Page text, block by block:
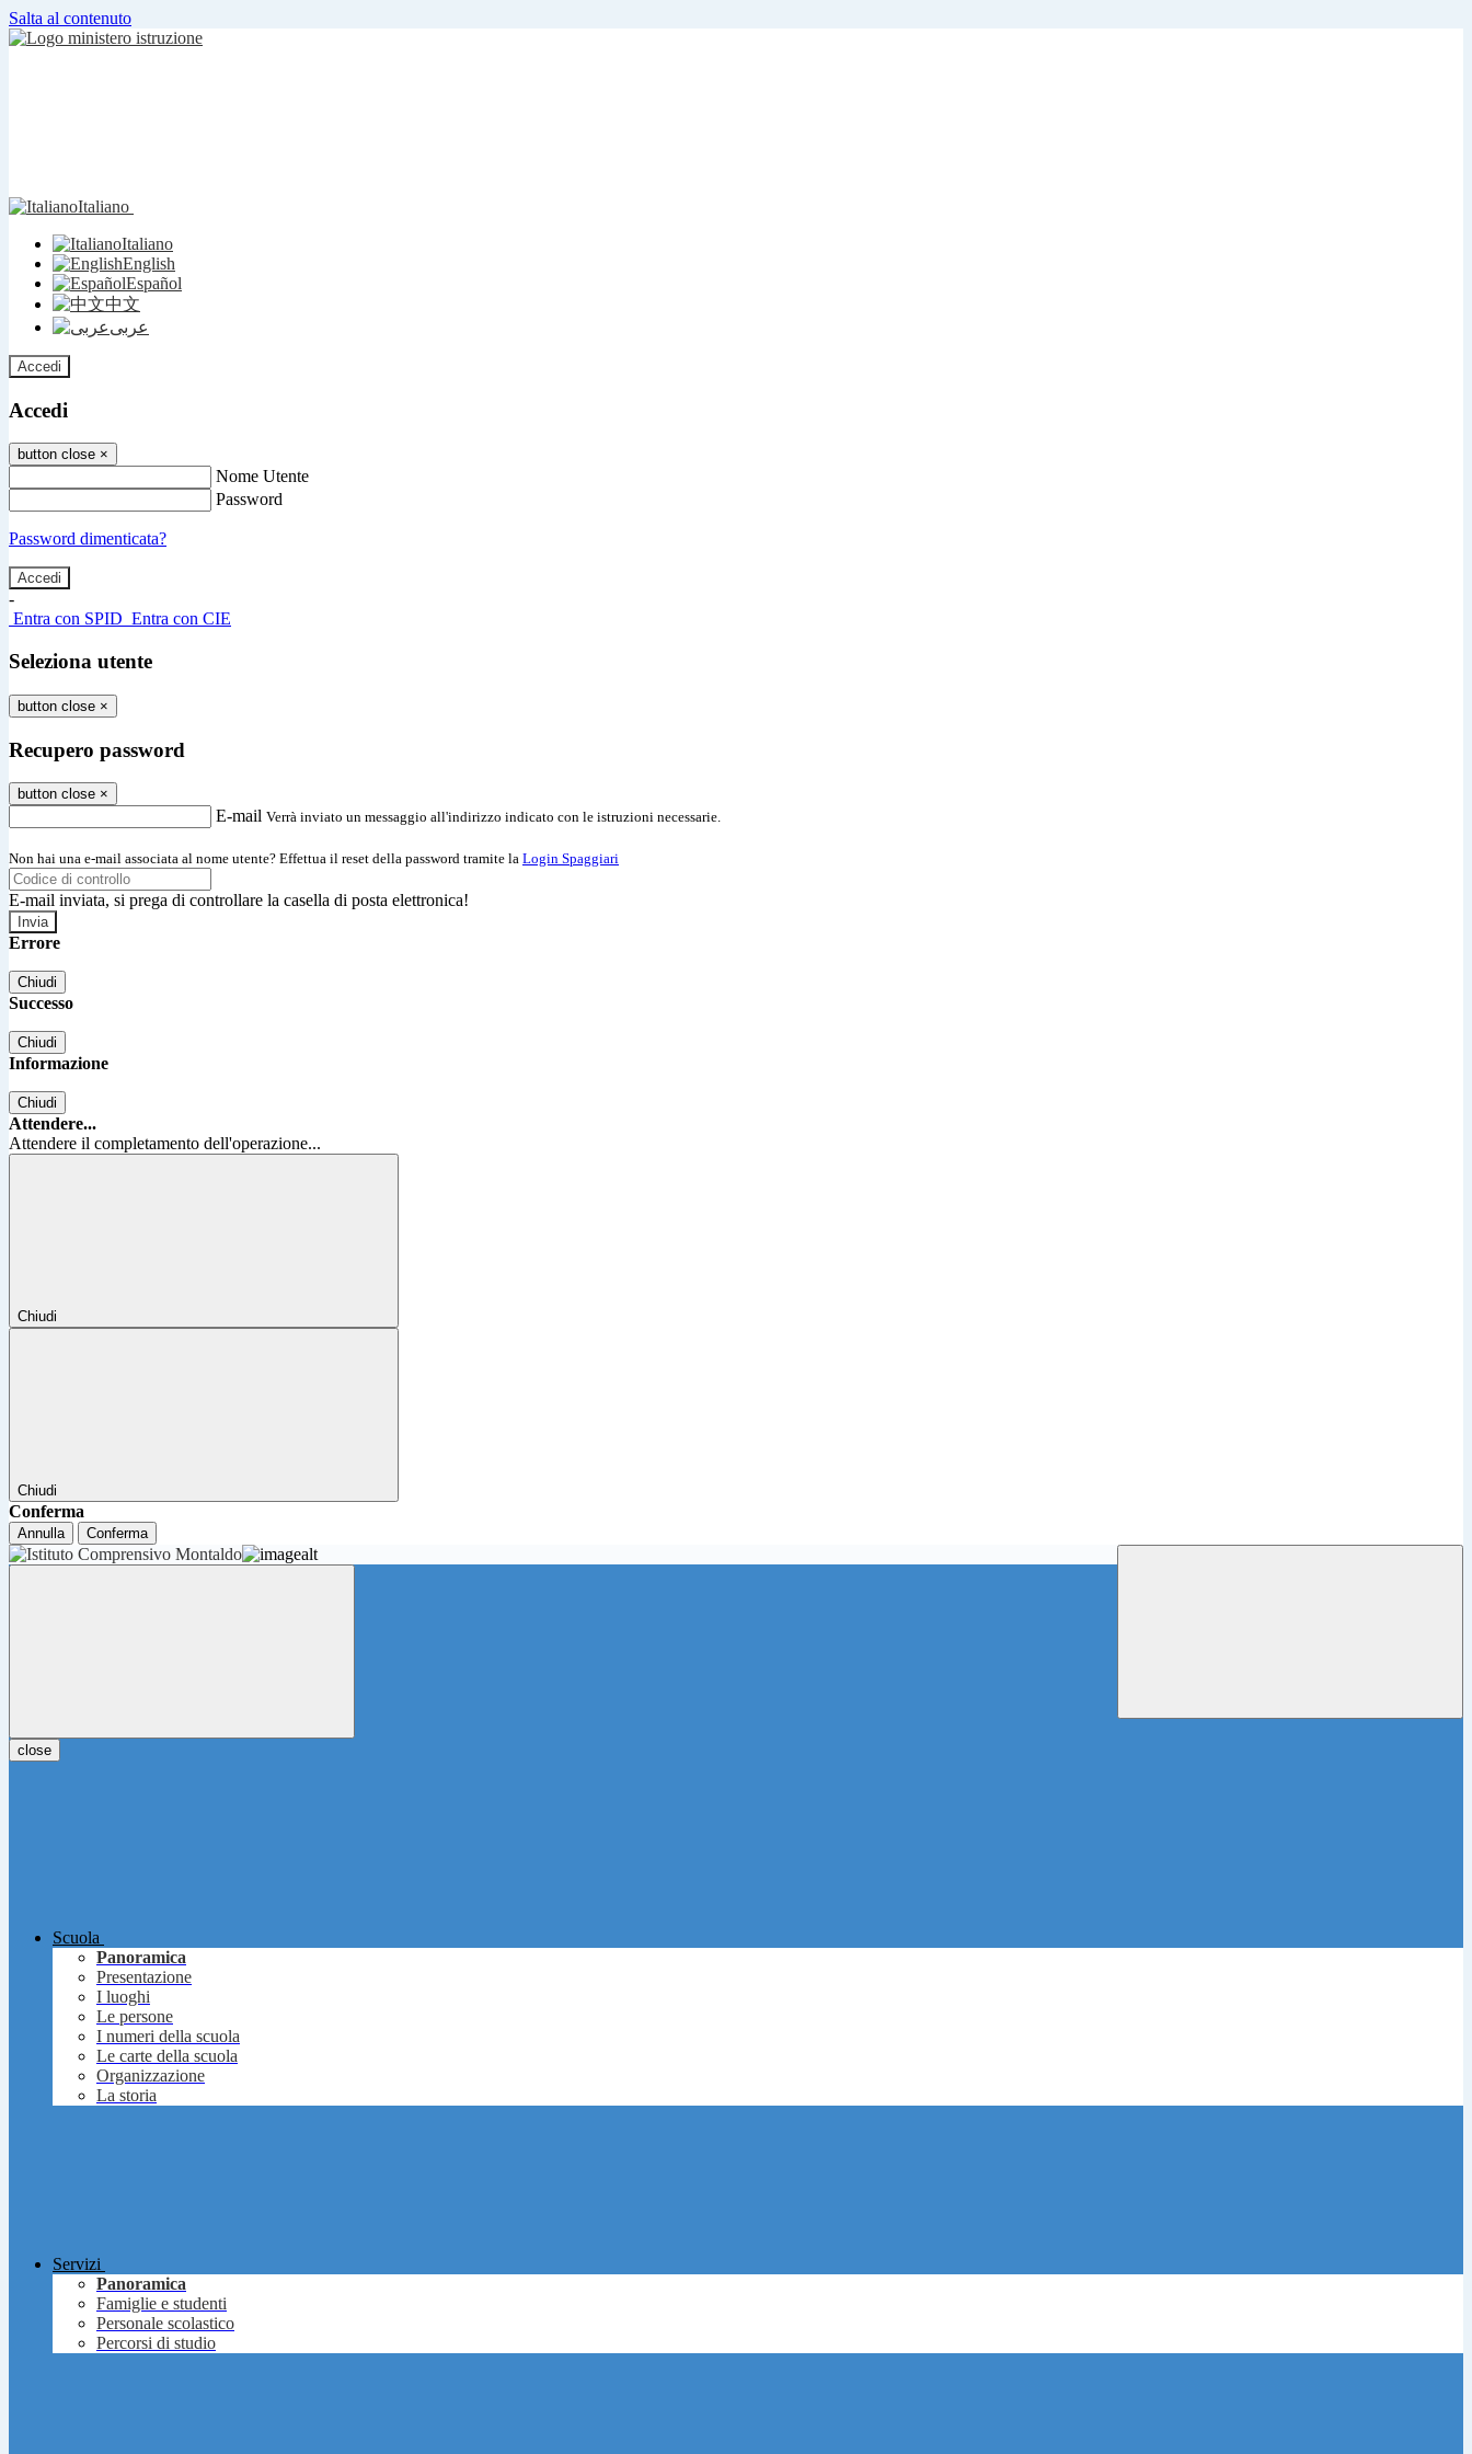
Salta al contenuto
Italiano
Italiano
English
Español
中文
عربى
Accedi
Accedi
button close ×
Nome Utente
Password
Password dimenticata?
-
Entra con SPID Entra con CIE
Seleziona utente
button close ×
Recupero password
button close ×
E-mail Verrà inviato un messaggio all'indirizzo indicato con le istruzioni necessarie.
Non hai una e-mail associata al nome utente? Effettua il reset della password tramite la Login Spaggiari
E-mail inviata, si prega di controllare la casella di posta elettronica!
Errore
Chiudi
Successo
Chiudi
Informazione
Chiudi
Attendere...
Attendere il completamento dell'operazione...
Chiudi
Chiudi
Conferma
Annulla Conferma
close
Scuola
Panoramica
Presentazione
I luoghi
Le persone
I numeri della scuola
Le carte della scuola
Organizzazione
La storia
Servizi
Panoramica
Famiglie e studenti
Personale scolastico
Percorsi di studio